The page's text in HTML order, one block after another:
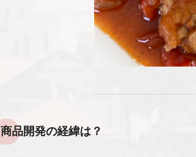
商品開発の経緯は？